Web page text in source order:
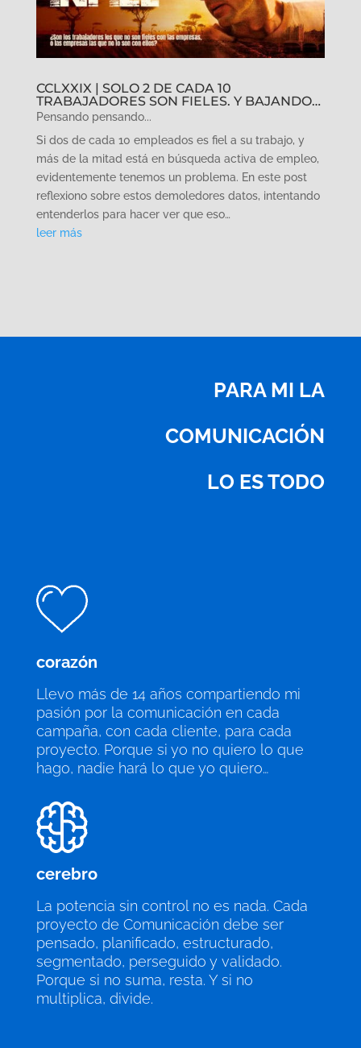
CCLXXIX | SOLO 2 DE CADA 10
TRABAJADORES SON FIELES. Y BAJANDO…
Pensando pensando...
Si dos de cada 10 empleados es fiel a su trabajo, y
más de la mitad está en búsqueda activa de empleo,
evidentemente tenemos un problema. En este post
reflexiono sobre estos demoledores datos, intentando
entenderlos para hacer ver que eso…
leer más
PARA MI LA
COMUNICACIÓN
LO ES TODO
corazón
Llevo más de 14 años compartiendo mi
pasión por la comunicación en cada
campaña, con cada cliente, para cada
proyecto. Porque si yo no quiero lo que
hago, nadie hará lo que yo quiero…
cerebro
La potencia sin control no es nada. Cada
proyecto de Comunicación debe ser
pensado, planificado, estructurado,
segmentado, perseguido y validado.
Porque si no suma, resta. Y si no
multiplica, divide.